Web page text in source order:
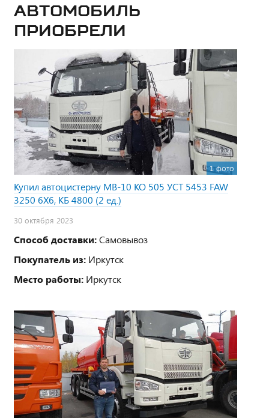
Автомобиль
приобрели
1 фото
Купил автоцистерну МВ-10 КО 505 УСТ 5453 FAW
3250 6Х6, КБ 4800 (2 ед.)
30 октября 2023
Способ доставки:Самовывоз
Покупатель из: Иркутск
Место работы: Иркутск